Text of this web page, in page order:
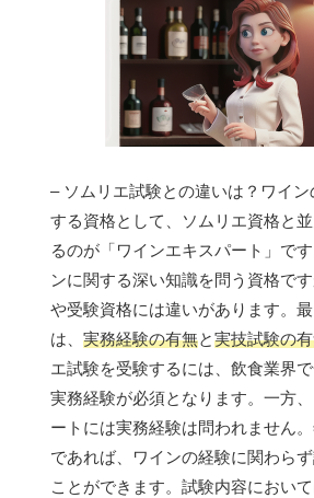
– ソムリエ試験との違いは？ワイン
する資格として、ソムリエ資格と
るのが「ワインエキスパート」で
ンに関する深い知識を問う資格で
や受験資格には違いがあります。
は、 実務経験の有無と実技試験の
エ試験を受験するには、飲食業界
実務経験が必須となります。一方
ートには実務経験は問われません
であれば、ワインの経験に関わら
ことができます。試験内容におい